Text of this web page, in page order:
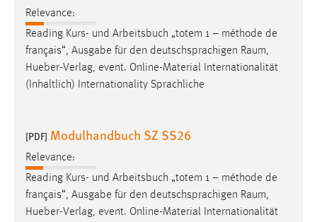
Relevance:
Reading Kurs- und Arbeitsbuch „totem 1 – méthode de
français“, Ausgabe für den deutschsprachigen Raum,
Hueber-Verlag, event. Online-Material Internationalität
(Inhaltlich) Internationality Sprachliche
[PDF] Modulhandbuch SZ SS26
Relevance:
Reading Kurs- und Arbeitsbuch „totem 1 – méthode de
français“, Ausgabe für den deutschsprachigen Raum,
Hueber-Verlag, event. Online-Material Internationalität